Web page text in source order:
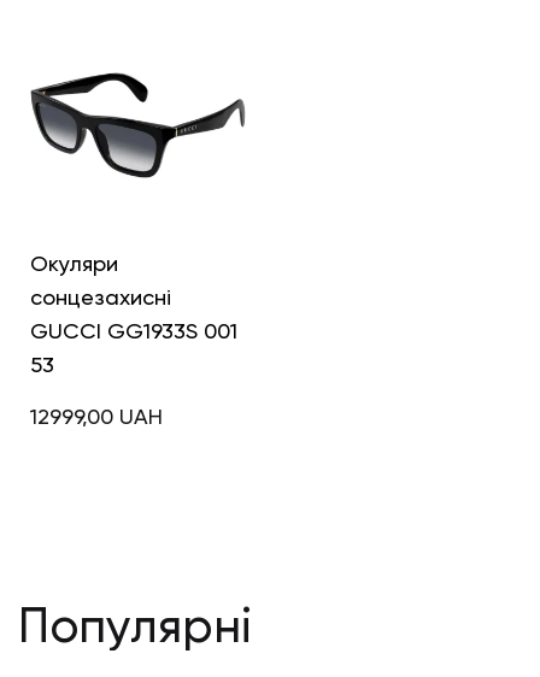
Інші кольори
Окуляри
сонцезахисні
GUCCI GG1933S 001
53
12999,00 UAH
Популярні